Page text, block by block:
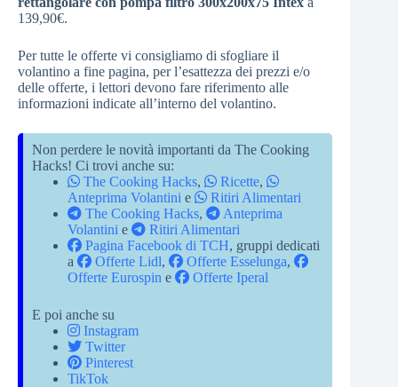
139,90€.
Per tutte le offerte vi consigliamo di sfogliare il
volantino a fine pagina, per l’esattezza dei prezzi e/o
delle offerte, i lettori devono fare riferimento alle
informazioni indicate all’interno del volantino.
Non perdere le novità importanti da The Cooking
Hacks! Ci trovi anche su:
The Cooking Hacks, Ricette,
Anteprima Volantini e
Ritiri Alimentari
The Cooking Hacks,
Anteprima
Volantini e
Ritiri Alimentari
Pagina Facebook di TCH, gruppi dedicati
a
Offerte Lidl, Offerte Esselunga,
Offerte Eurospin e Offerte Iperal
E poi anche su
Instagram
Twitter
Pinterest
TikTok